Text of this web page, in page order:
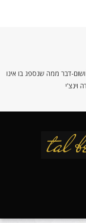
דבר ממה שנספג בו אינו
וינצ'י